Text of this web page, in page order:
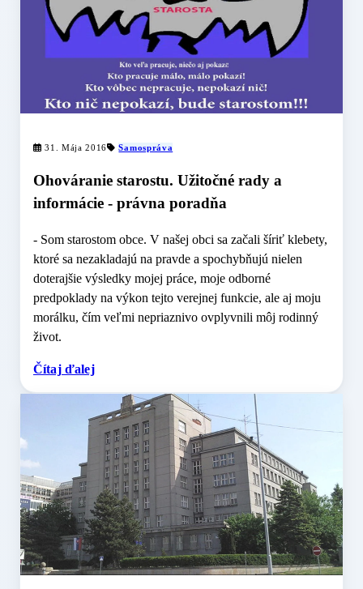
31. Mája 2016 Samospráva
Ohováranie starostu. Užitočné rady a
informácie - právna poradňa
- Som starostom obce. V našej obci sa začali šíriť klebety,
ktoré sa nezakladajú na pravde a spochybňujú nielen
doterajšie výsledky mojej práce, moje odborné
predpoklady na výkon tejto verejnej funkcie, ale aj moju
morálku, čím veľmi nepriaznivo ovplyvnili môj rodinný
život.
Čítaj ďalej